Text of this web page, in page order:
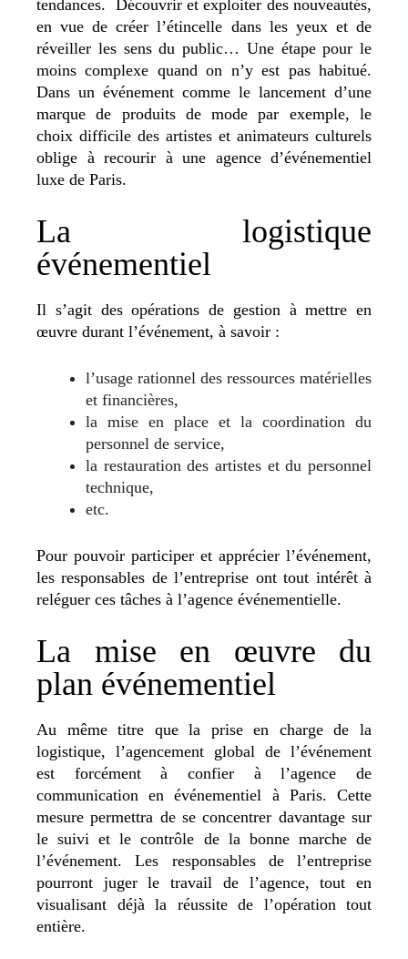
tendances. Découvrir et exploiter des nouveautés,
en vue de créer l’étincelle dans les yeux et de
réveiller les sens du public… Une étape pour le
moins complexe quand on n’y est pas habitué.
Dans un événement comme le lancement d’une
marque de produits de mode par exemple, le
choix difficile des artistes et animateurs culturels
oblige à recourir à une agence d’événementiel
luxe de Paris.
La logistique
événementiel
Il s’agit des opérations de gestion à mettre en
œuvre durant l’événement, à savoir :
l’usage rationnel des ressources matérielles
et financières,
la mise en place et la coordination du
personnel de service,
la restauration des artistes et du personnel
technique,
etc.
Pour pouvoir participer et apprécier l’événement,
les responsables de l’entreprise ont tout intérêt à
reléguer ces tâches à l’agence événementielle.
La mise en œuvre du
plan événementiel
Au même titre que la prise en charge de la
logistique, l’agencement global de l’événement
est forcément à confier à l’agence de
communication en événementiel à Paris. Cette
mesure permettra de se concentrer davantage sur
le suivi et le contrôle de la bonne marche de
l’événement. Les responsables de l’entreprise
pourront juger le travail de l’agence, tout en
visualisant déjà la réussite de l’opération tout
entière.